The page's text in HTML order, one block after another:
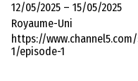
12/05/2025 – 15/05/2025
Royaume-Uni
https://
1/episode-1